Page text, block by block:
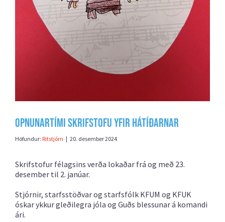
Opnunartími skrifstofu yfir hátíðarnar
Höfundur: Ritstjórn | 20. desember 2024
Skrifstofur félagsins verða lokaðar frá og með 23.
desember til 2. janúar.
Stjórnir, starfsstöðvar og starfsfólk KFUM og KFUK
óskar ykkur gleðilegra jóla og Guðs blessunar á komandi
ári.